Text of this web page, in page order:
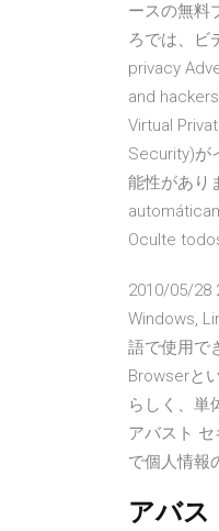
ースの無料
ろでは、ビ
privacy
and
Virtual
Security)が
能性があり
Oculte
2010/05/28
Windows,
語で使用で
Browserと
らしく、単
アバスト
で個人情報
アバ